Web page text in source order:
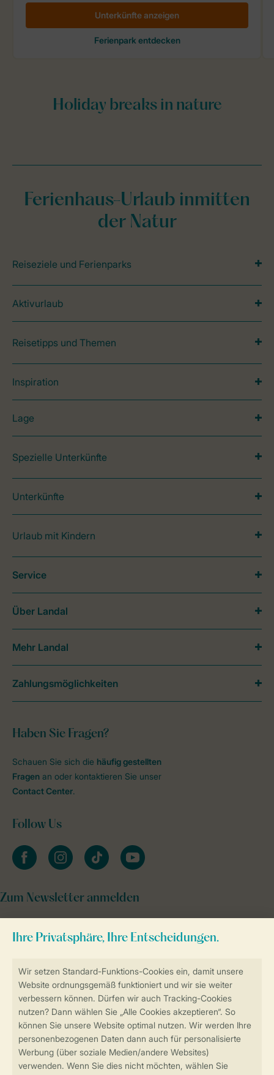
Sicher und schnell zur Online-Buchung
Sichere Datenübertragung
Sicheres Bezahlen
Ferienhaus-Urlaub inmitten
der Natur
Reiseziele und Ferienparks
Aktivurlaub
Reisetipps und Themen
Inspiration
Lage
Spezielle Unterkünfte
Unterkünfte
Urlaub mit Kindern
Haben Sie Fragen?
Schauen Sie sich die häufig gestellten
Fragen an oder kontaktieren Sie unser
Contact Center.
Follow Us
facebookinstagramtiktok youtube
Zum Newsletter anmelden
Service
Über Landal
Mehr Landal
Zahlungsmöglichkeiten